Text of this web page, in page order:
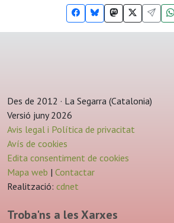
Des de 2012 · La Segarra (Catalonia)
Versió juny 2026
Avis legal i Política de privacitat
Avís de cookies
Edita consentiment de cookies
Mapa web | Contactar
Realització: cdnet
Troba'ns a les Xarxes